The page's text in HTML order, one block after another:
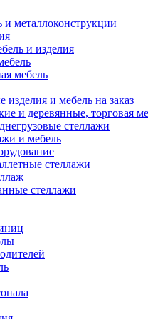
и металлоконструкции
и изделия
мебель
и мебель на заказ
и деревянные, торговая
стеллажи
и мебель
стеллажи
стеллажи